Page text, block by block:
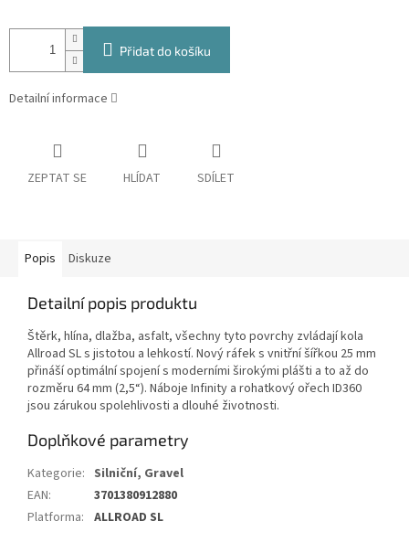
Přidat do košíku
Detailní informace
ZEPTAT SE HLÍDAT SDÍLET
Popis Diskuze
Detailní popis produktu
Štěrk, hlína, dlažba, asfalt, všechny tyto povrchy zvládají kola
Allroad SL s jistotou a lehkostí. Nový ráfek s vnitřní šířkou 25 mm
přináší optimální spojení s moderními širokými plášti a to až do
rozměru 64 mm (2,5“). Náboje Infinity a rohatkový ořech ID360
jsou zárukou spolehlivosti a dlouhé životnosti.
Doplňkové parametry
Kategorie: Silniční, Gravel
EAN:
3701380912880
Platforma: ALLROAD SL